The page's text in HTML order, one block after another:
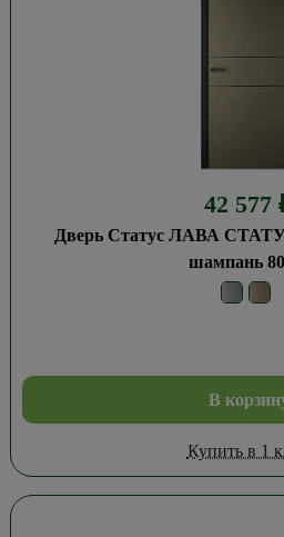
42 577
Дверь Статус ЛАВА
шампань
В
Купить в 1